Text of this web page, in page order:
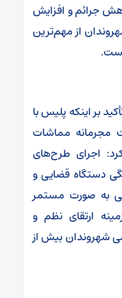
جرائم و افزایش
از مهم‌ترین
بر اینکه پلیس با
مجرمانه مماشات
اجرای طرح‌های
دستگاه قضایی و
به صورت مستمر
ارتقای نظم و
شهروندان بیش از